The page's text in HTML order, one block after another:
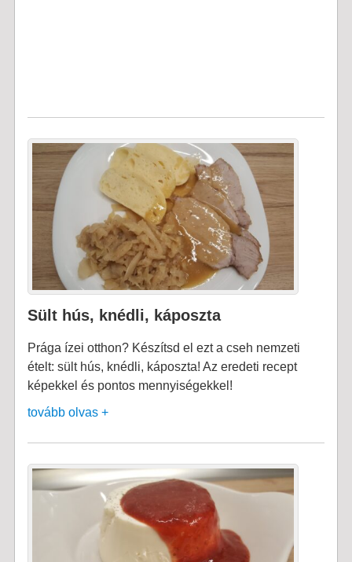
Sült hús, knédli, káposzta
Prága ízei otthon? Készítsd el ezt a cseh nemzeti
ételt: sült hús, knédli, káposzta! Az eredeti recept
képekkel és pontos mennyiségekkel!
tovább olvas +